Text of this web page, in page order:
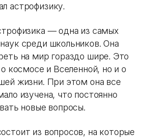
астрофизику.
— одна из самых
среди школьников. Она
на мир гораздо шире. Это
космосе и Вселенной, но и о
жизни. При этом она все
изучена, что постоянно
новые вопросы.
из вопросов, на которые